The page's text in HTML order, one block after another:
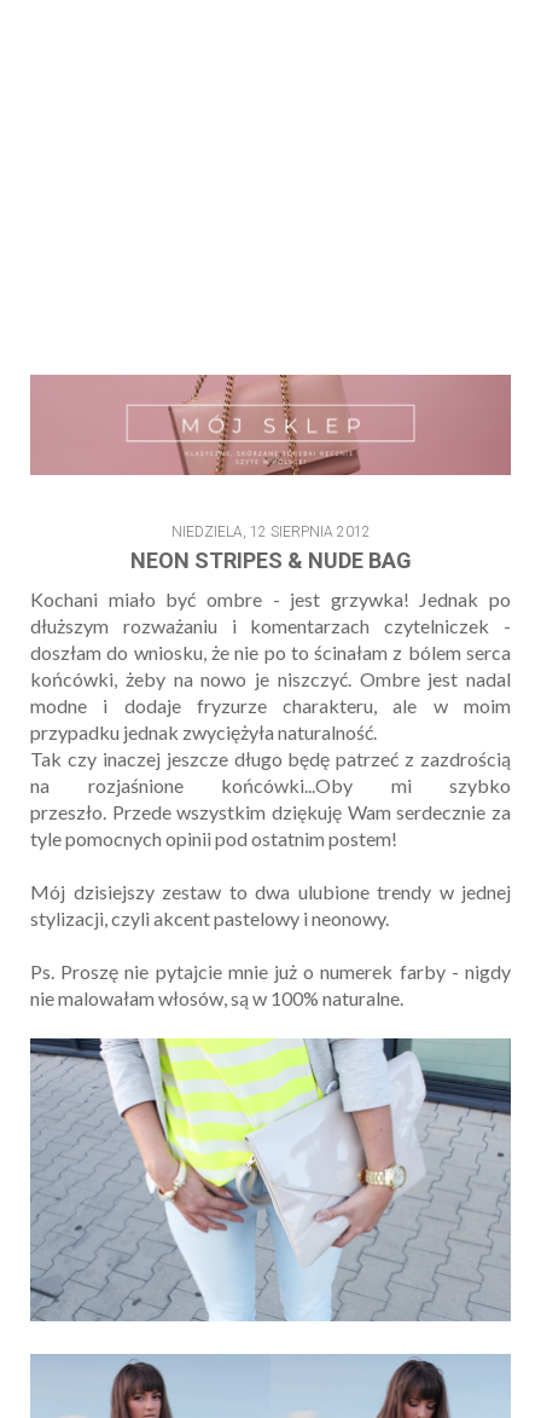
NIEDZIELA, 12 SIERPNIA 2012
NEON STRIPES & NUDE BAG
Kochani miało być ombre - jest grzywka! Jednak po
dłuższym rozważaniu i komentarzach czytelniczek -
doszłam do wniosku, że nie po to ścinałam z bólem serca
końcówki, żeby na nowo je niszczyć. Ombre jest nadal
modne i dodaje fryzurze charakteru, ale w moim
przypadku jednak zwyciężyła naturalność.
Tak czy inaczej jeszcze długo będę patrzeć z zazdrością
na rozjaśnione końcówki...Oby mi szybko
przeszło. Przede wszystkim dziękuję Wam serdecznie za
tyle pomocnych opinii pod ostatnim postem!
Mój dzisiejszy zestaw to dwa ulubione trendy w jednej
stylizacji, czyli akcent pastelowy i neonowy.
Ps. Proszę nie pytajcie mnie już o numerek farby - nigdy
nie malowałam włosów, są w 100% naturalne.